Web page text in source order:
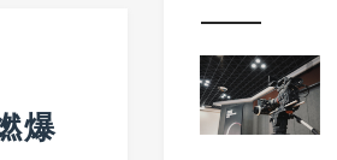
爆